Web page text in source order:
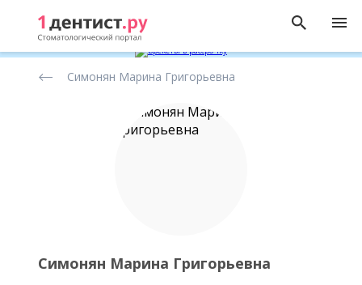
стоматологов
Симонян Марина Григорьевна
Симонян Марина Григорьевна